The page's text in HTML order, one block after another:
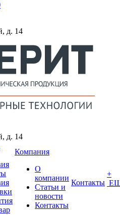
д. 14
д. 14
Компания
О
компании
Статьи и
новости
Контакты
Контакты
+